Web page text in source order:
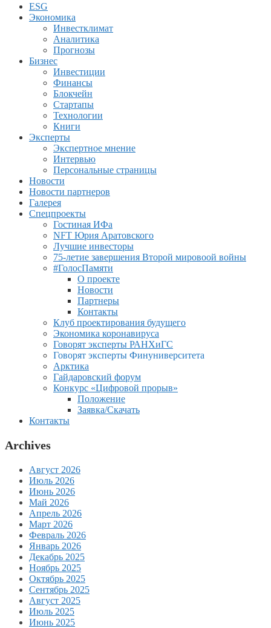
ESG
Экономика
Инвестклимат
Аналитика
Прогнозы
Бизнес
Инвестиции
Финансы
Блокчейн
Стартапы
Технологии
Книги
Эксперты
Экспертное мнение
Интервью
Персональные страницы
Новости
Новости партнеров
Галерея
Спецпроекты
Гостиная ИФа
NFT Юрия Аратовского
Лучшие инвесторы
75-летие завершения Второй мировоой войны
#ГолосПамяти
О проекте
Новости
Партнеры
Контакты
Клуб проектирования будущего
Экономика коронавируса
Говорят эксперты РАНХиГС
Говорят эксперты Финуниверситета
Арктика
Гайдаровский форум
Конкурс «Цифровой прорыв»
Положение
Заявка/Скачать
Контакты
Archives
Август 2026
Июль 2026
Июнь 2026
Май 2026
Апрель 2026
Март 2026
Февраль 2026
Январь 2026
Декабрь 2025
Ноябрь 2025
Октябрь 2025
Сентябрь 2025
Август 2025
Июль 2025
Июнь 2025